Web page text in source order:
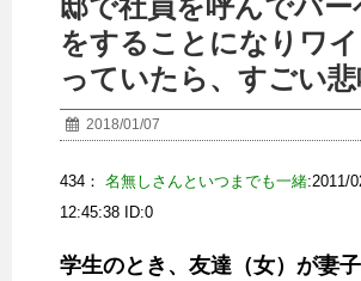
邸で社員を呼んでバ
をすることになりワ
っていたら、すごい
2018/01/07
434： 名無しさんといつまでも一緒:2011/
12:45:38 ID:0
学生のとき、友達（女）が妻